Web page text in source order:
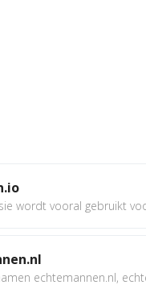
wordt vooral gebruikt
echtemannen.nl,